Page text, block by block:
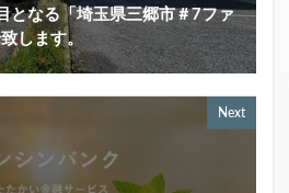
となる「埼玉県三郷市＃7ファ
します。
Next